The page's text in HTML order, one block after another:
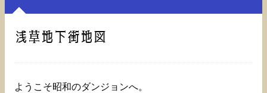
浅草地下街地図
ようこそ昭和のダンジョンへ。